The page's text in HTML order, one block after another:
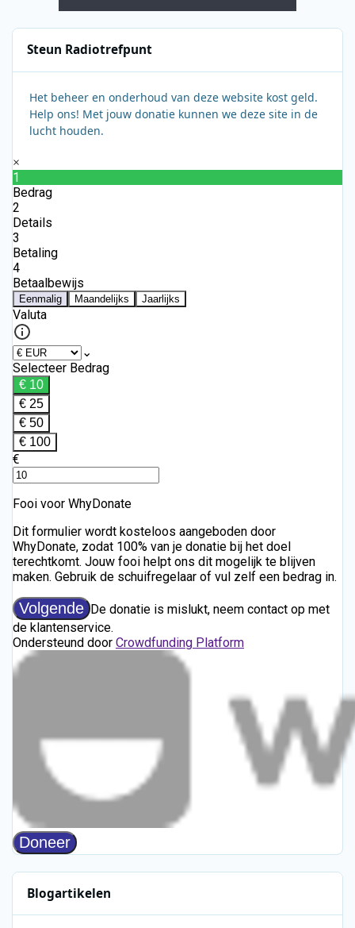
Steun Radiotrefpunt
Het beheer en onderhoud van deze website kost geld.
Help ons! Met jouw donatie kunnen we deze site in de
lucht houden.
Blogartikelen